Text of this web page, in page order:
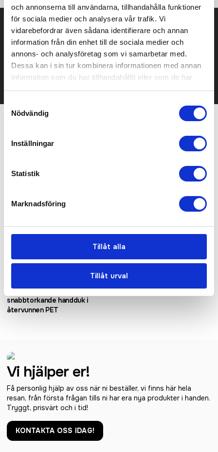
och annonserna till användarna, tillhandahålla funktioner
för sociala medier och analysera vår trafik. Vi
vidarebefordrar även sådana identifierare och annan
information från din enhet till de sociala medier och
annons- och analysföretag som vi samarbetar med.
Dessa kan i sin tur kombinera informationen med annan
information som du har tillhandahållit eller som de har
samlat in när du har använt deras tjänster.
Samtyckesval
Nödvändig
Inställningar
Statistik
Marknadsföring
Tillåt alla
Tillåt urval
Prisuppgift på mailen?
Kontakta oss här för att få förslag på produkt och pris över
mailen.
Det går också utmärkt att bara ställa frågor!
KONTAKTA OSS
Pieter ultralättviktig och
snabbtorkande handduk i
återvunnen PET
Stockholm vikbar kylväska 10L
Vi hjälper er!
Få personlig hjälp av oss när ni beställer, vi finns här hela
resan, från första frågan tills ni har era nya produkter i handen.
Tryggt, prisvärt och i tid!
KONTAKTA OSS IDAG!